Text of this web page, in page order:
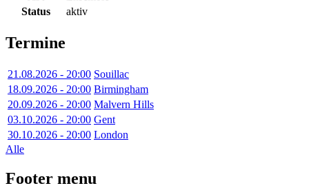
Status
aktiv
Termine
21.08.2026 - 20:00 Souillac
18.09.2026 - 20:00 Birmingham
20.09.2026 - 20:00 Malvern Hills
03.10.2026 - 20:00 Gent
30.10.2026 - 20:00 London
Alle
Footer menu